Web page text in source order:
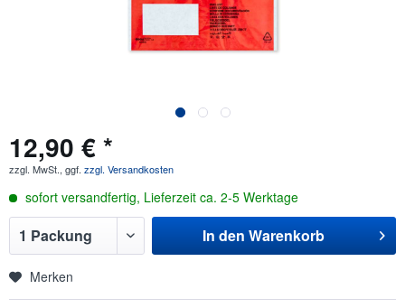
12,90 € *
zzgl. MwSt., ggf. zzgl. Versandkosten
sofort versandfertig, Lieferzeit ca. 2-5 Werktage
In den Warenkorb
Merken